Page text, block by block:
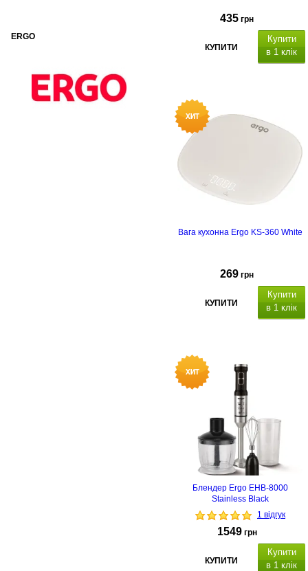
ERGO
435 грн
КУПИТИ
Купити
в 1 клік
Вага кухонна Ergo KS-360 White
269 грн
КУПИТИ
Купити
в 1 клік
Блендер Ergo EHB-8000
Stainless Black
1 відгук
1549 грн
КУПИТИ
Купити
в 1 клік